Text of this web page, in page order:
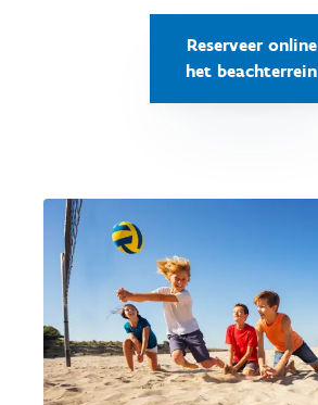
Reserveer online
het beachterrein